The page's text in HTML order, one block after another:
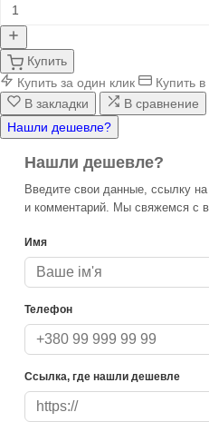
Купить
Купить за один клик
Купить
В закладки
В сравнение
Нашли дешевле?
Нашли дешевле?
Введите свои данные, ссылку
и комментарий. Мы свяжемся с
Имя
Телефон
Ссылка, где нашли дешевле